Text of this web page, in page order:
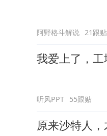
阿野格斗解说 21跟贴
我爱上了，
听风PPT 55跟贴
原来沙特人